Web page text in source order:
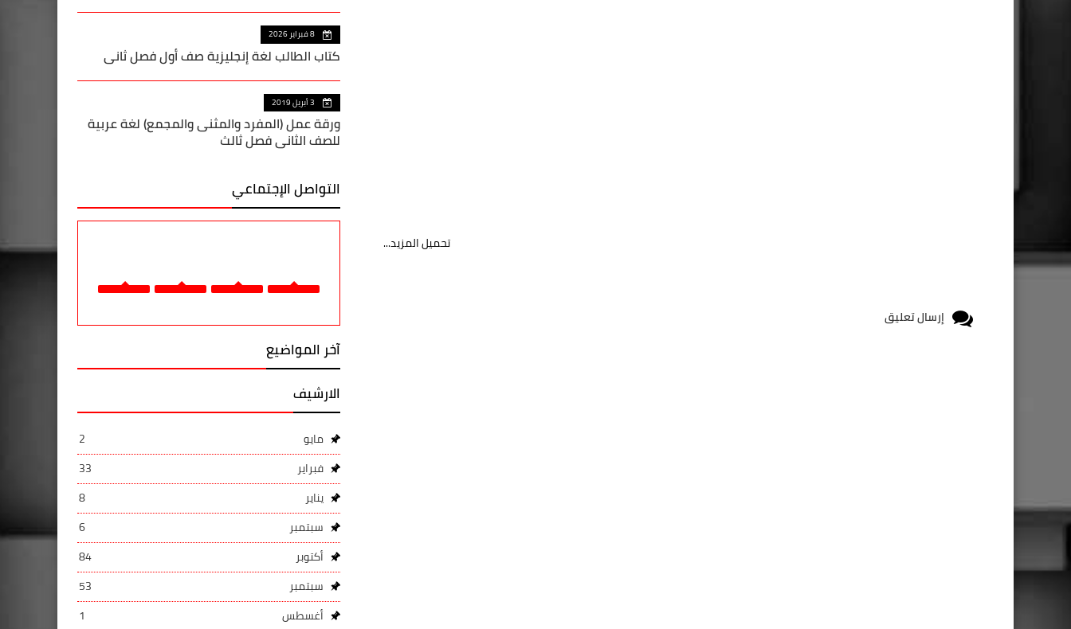
تحميل المزيد...
إرسال تعليق
8 فبراير 2026
كتاب الطالب لغة إنجليزية صف أول فصل ثاني
3 أبريل 2019
ورقة عمل (المفرد والمثنى والمجمع) لغة عربية
للصف الثاني فصل ثالث
التواصل الإجتماعي
آخر المواضيع
الارشيف
مايو
2
فبراير
33
يناير
8
سبتمبر
6
أكتوبر
84
سبتمبر
53
أغسطس
1